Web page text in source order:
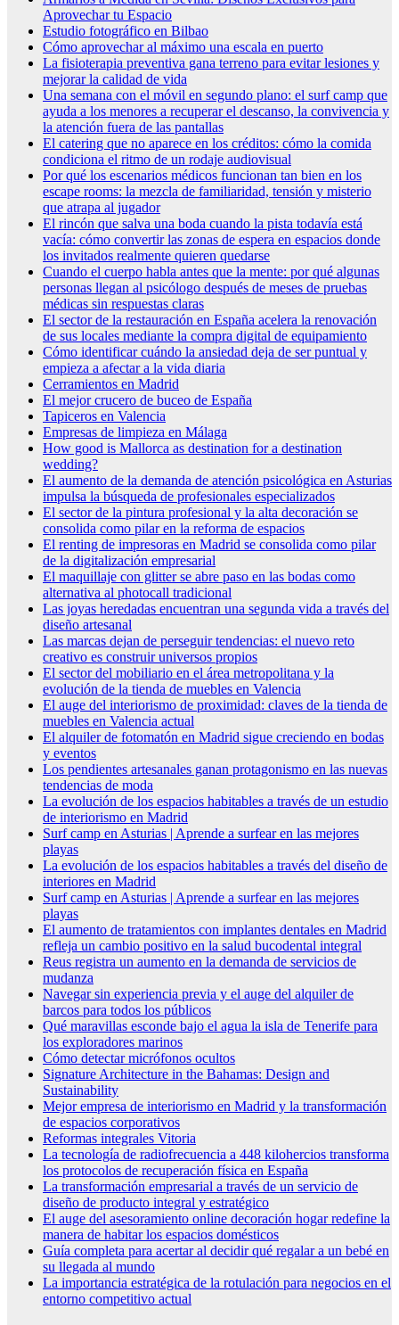
Aprovechar tu Espacio
Estudio fotográfico en Bilbao
Cómo aprovechar al máximo una escala en puerto
La fisioterapia preventiva gana terreno para evitar lesiones y
mejorar la calidad de vida
Una semana con el móvil en segundo plano: el surf camp que
ayuda a los menores a recuperar el descanso, la convivencia y
la atención fuera de las pantallas
El catering que no aparece en los créditos: cómo la comida
condiciona el ritmo de un rodaje audiovisual
Por qué los escenarios médicos funcionan tan bien en los
escape rooms: la mezcla de familiaridad, tensión y misterio
que atrapa al jugador
El rincón que salva una boda cuando la pista todavía está
vacía: cómo convertir las zonas de espera en espacios donde
los invitados realmente quieren quedarse
Cuando el cuerpo habla antes que la mente: por qué algunas
personas llegan al psicólogo después de meses de pruebas
médicas sin respuestas claras
El sector de la restauración en España acelera la renovación
de sus locales mediante la compra digital de equipamiento
Cómo identificar cuándo la ansiedad deja de ser puntual y
empieza a afectar a la vida diaria
Cerramientos en Madrid
El mejor crucero de buceo de España
Tapiceros en Valencia
Empresas de limpieza en Málaga
How good is Mallorca as destination for a destination
wedding?
El aumento de la demanda de atención psicológica en Asturias
impulsa la búsqueda de profesionales especializados
El sector de la pintura profesional y la alta decoración se
consolida como pilar en la reforma de espacios
El renting de impresoras en Madrid se consolida como pilar
de la digitalización empresarial
El maquillaje con glitter se abre paso en las bodas como
alternativa al photocall tradicional
Las joyas heredadas encuentran una segunda vida a través del
diseño artesanal
Las marcas dejan de perseguir tendencias: el nuevo reto
creativo es construir universos propios
El sector del mobiliario en el área metropolitana y la
evolución de la tienda de muebles en Valencia
El auge del interiorismo de proximidad: claves de la tienda de
muebles en Valencia actual
El alquiler de fotomatón en Madrid sigue creciendo en bodas
y eventos
Los pendientes artesanales ganan protagonismo en las nuevas
tendencias de moda
La evolución de los espacios habitables a través de un estudio
de interiorismo en Madrid
Surf camp en Asturias | Aprende a surfear en las mejores
playas
La evolución de los espacios habitables a través del diseño de
interiores en Madrid
Surf camp en Asturias | Aprende a surfear en las mejores
playas
El aumento de tratamientos con implantes dentales en Madrid
refleja un cambio positivo en la salud bucodental integral
Reus registra un aumento en la demanda de servicios de
mudanza
Navegar sin experiencia previa y el auge del alquiler de
barcos para todos los públicos
Qué maravillas esconde bajo el agua la isla de Tenerife para
los exploradores marinos
Cómo detectar micrófonos ocultos
Signature Architecture in the Bahamas: Design and
Sustainability
Mejor empresa de interiorismo en Madrid y la transformación
de espacios corporativos
Reformas integrales Vitoria
La tecnología de radiofrecuencia a 448 kilohercios transforma
los protocolos de recuperación física en España
La transformación empresarial a través de un servicio de
diseño de producto integral y estratégico
El auge del asesoramiento online decoración hogar redefine la
manera de habitar los espacios domésticos
Guía completa para acertar al decidir qué regalar a un bebé en
su llegada al mundo
La importancia estratégica de la rotulación para negocios en el
entorno competitivo actual